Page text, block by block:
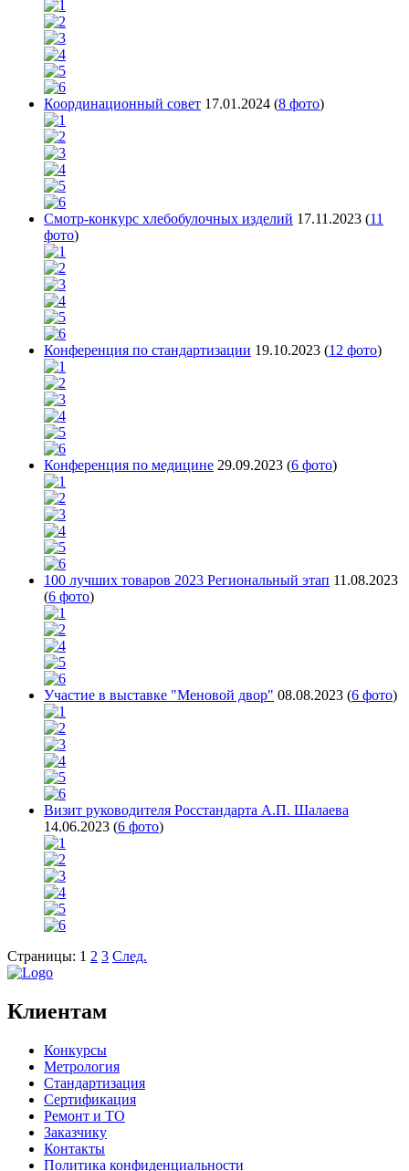
Координационный совет 17.01.2024 (8 фото)
Смотр-конкурс хлебобулочных изделий 17.11.2023 (11
фото)
Конференция по стандартизации 19.10.2023 (12 фото)
Конференция по медицине 29.09.2023 (6 фото)
100 лучших товаров 2023 Региональный этап 11.08.2023
(6 фото)
Участие в выставке "Меновой двор" 08.08.2023 (6 фото)
Визит руководителя Росстандарта А.П. Шалаева
14.06.2023 (6 фото)
Страницы: 1 2 3 След.
Клиентам
Конкурсы
Метрология
Стандартизация
Сертификация
Ремонт и ТО
Заказчику
Контакты
Политика конфиденциальности